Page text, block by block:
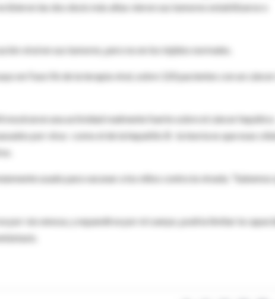
las dos dosis más altas vieron sus tumores estabilizarse o
viral en sus tumores, pero no en los tejidos normales.
en Fase IIb de la terapia viral, sobre 120 pacientes con un
mostraron una actividad realmente fuerte sobre el cáncer
por virus -como el de la hepatitis B- la teoría es que esas
usado para vacunar a los niños contra la viruela. "Sabemos
por vía venosa, y expandirse por el cuerpo, podría limitar la